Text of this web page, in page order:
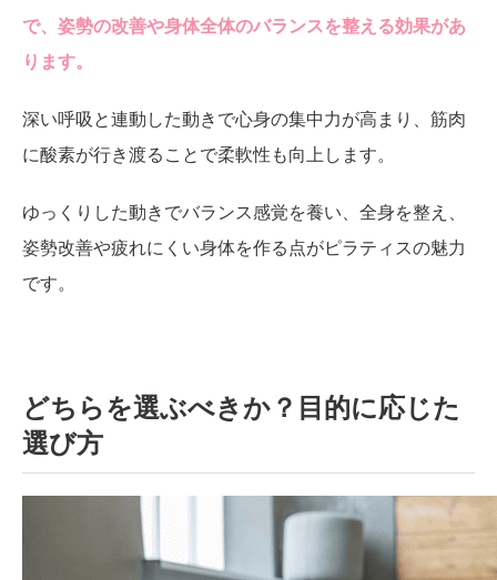
で、姿勢の改善や身体全体のバランスを整える効果があ
ります。
深い呼吸と連動した動きで心身の集中力が高まり、筋肉
に酸素が行き渡ることで柔軟性も向上します。
ゆっくりした動きでバランス感覚を養い、全身を整え、
姿勢改善や疲れにくい身体を作る点がピラティスの魅力
です。
どちらを選ぶべきか？目的に応じた
選び方